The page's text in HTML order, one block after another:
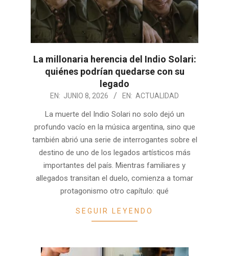
La millonaria herencia del Indio Solari:
quiénes podrían quedarse con su
legado
EN: JUNIO 8, 2026 EN: ACTUALIDAD
La muerte del Indio Solari no solo dejó un
profundo vacío en la música argentina, sino que
también abrió una serie de interrogantes sobre el
destino de uno de los legados artísticos más
importantes del país. Mientras familiares y
allegados transitan el duelo, comienza a tomar
protagonismo otro capítulo: qué
SEGUIR LEYENDO